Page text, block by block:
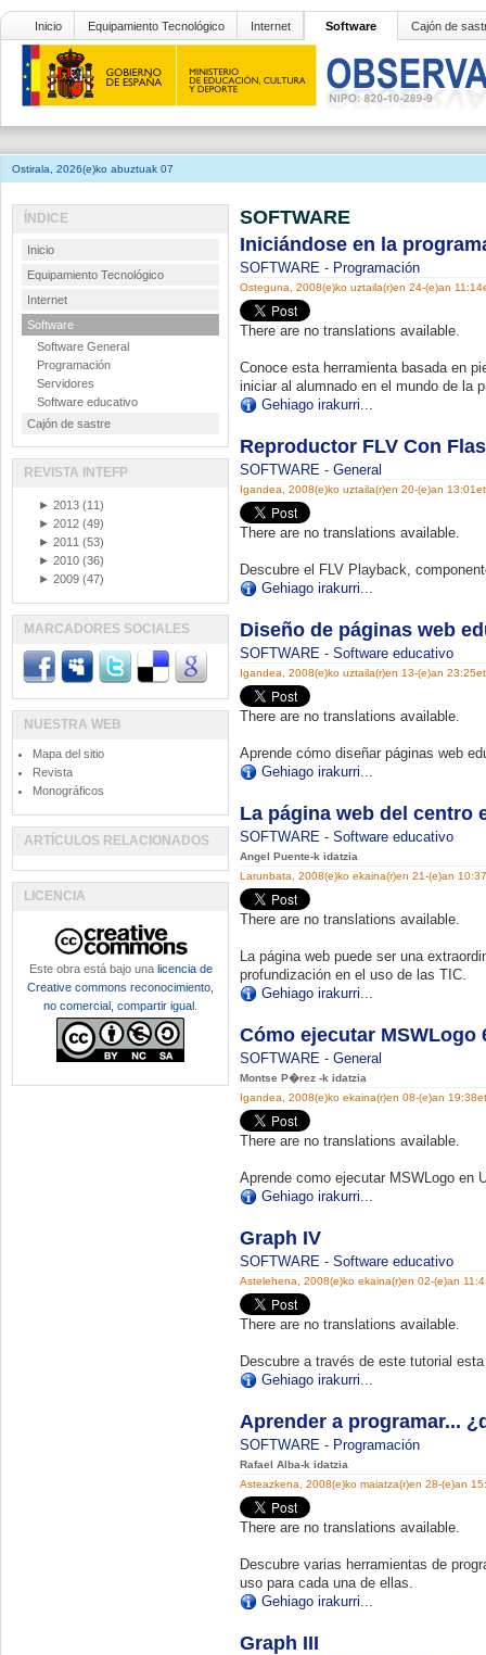
Inicio Equipamiento Tecnológico Internet Software Cajón de
Ostirala, 2026(e)ko abuztuak 07
SOFTWARE
Iniciándose en la
SOFTWARE - Programación
Osteguna, 2008(e)ko uztaila(r)en 24-(e)an
There are no translations available.
Conoce esta herramienta basada en
iniciar al alumnado en el mundo de la
Gehiago irakurri...
Reproductor FLV Con
SOFTWARE - General
Igandea, 2008(e)ko uztaila(r)en 20-(e)an
There are no translations available.
Descubre el FLV Playback,
Gehiago irakurri...
Diseño de páginas web
SOFTWARE - Software educativo
Igandea, 2008(e)ko uztaila(r)en 13-(e)an
There are no translations available.
Aprende cómo diseñar páginas web
Gehiago irakurri...
La página web del centro
SOFTWARE - Software educativo
Angel Puente-k idatzia
Larunbata, 2008(e)ko ekaina(r)en 21-(e)an
There are no translations available.
La página web puede ser una
profundización en el uso de las TIC.
Gehiago irakurri...
Cómo ejecutar MSWLogo
SOFTWARE - General
Montse P�rez -k idatzia
Igandea, 2008(e)ko ekaina(r)en 08-(e)an
There are no translations available.
Aprende como ejecutar MSWLogo en
Gehiago irakurri...
Graph IV
SOFTWARE - Software educativo
Astelehena, 2008(e)ko ekaina(r)en 02-(e)an
There are no translations available.
Descubre a través de este tutorial
Gehiago irakurri...
Aprender a programar...
SOFTWARE - Programación
Rafael Alba-k idatzia
Asteazkena, 2008(e)ko maiatza(r)en 28-(e)an
There are no translations available.
Descubre varias herramientas de
uso para cada una de ellas.
Gehiago irakurri...
Graph III
ÍNDICE
Inicio
Equipamiento Tecnológico
Internet
Software
Software General
Programación
Servidores
Software educativo
Cajón de sastre
REVISTA INTEFP
► 2013 (11)
► 2012 (49)
► 2011 (53)
► 2010 (36)
► 2009 (47)
MARCADORES SOCIALES
NUESTRA WEB
Mapa del sitio
Revista
Monográficos
ARTÍCULOS RELACIONADOS
LICENCIA
Este obra está bajo una licencia de
Creative commons reconocimiento,
no comercial, compartir igual